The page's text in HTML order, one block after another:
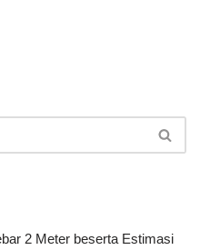
2 Meter beserta Estimasi